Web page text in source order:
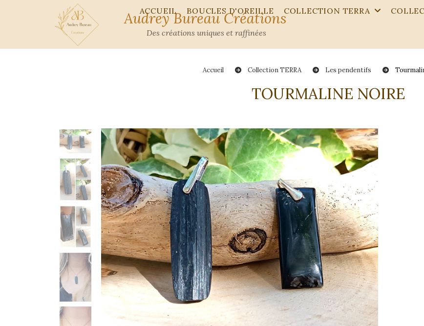
Audrey Bureau Créations
Des créations uniques et raffinées
ACCUEIL BOUCLES D'OREILLE COLLECTION TERRA
Accueil Collection TERRA Les pendentifs
TOURMALINE NOIRE